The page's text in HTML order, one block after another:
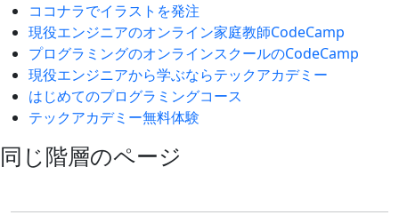
ココナラでイラストを発注
現役エンジニアのオンライン家庭教師CodeCamp
プログラミングのオンラインスクールのCodeCamp
現役エンジニアから学ぶならテックアカデミー
はじめてのプログラミングコース
テックアカデミー無料体験
同じ階層のページ